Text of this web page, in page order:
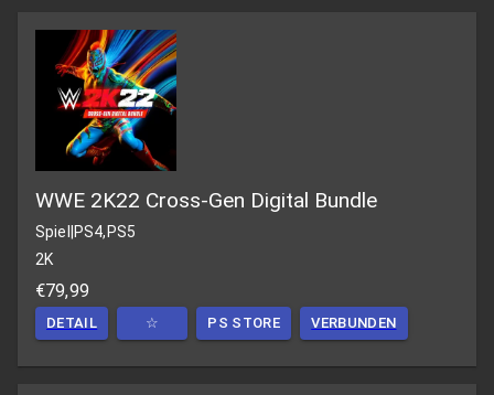
WWE 2K22 Cross-Gen Digital Bundle
Spiel
PS4,PS5
2K
€79,99
DETAIL ☆ PS STORE VERBUNDEN